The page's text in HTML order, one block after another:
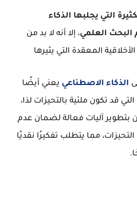
التي يجلبها الذكاء
البحث العلمي، إلا أنه لا بد من
المعقدة التي يثيرها
الذكاء الاصطناعي يعني أيضًا
التي قد تكون ملئية بالتحيزات لذا،
بتطوير آليات فعالة لضمان عدم
التحيزات، مما يتطلب تفكيرًا نقديًا